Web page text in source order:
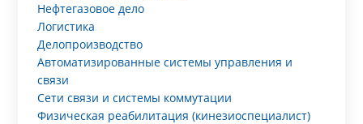
Нефтегазовое дело
Логистика
Делопроизводство
Автоматизированные системы управления и
связи
Сети связи и системы коммутации
Физическая реабилитация (кинезиоспециалист)